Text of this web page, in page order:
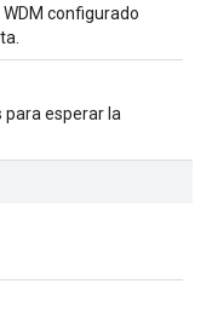
configurado
para esperar la